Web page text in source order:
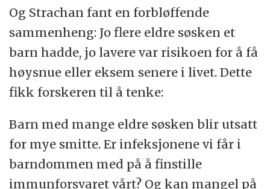
Og Strachan fant en forbløffende
sammenheng: Jo flere eldre søsken et
barn hadde, jo lavere var risikoen for å få
høysnue eller eksem senere i livet. Dette
fikk forskeren til å tenke:
Barn med mange eldre søsken blir utsatt
for mye smitte. Er infeksjonene vi får i
barndommen med på å finstille
immunforsvaret vårt? Og kan mangel på